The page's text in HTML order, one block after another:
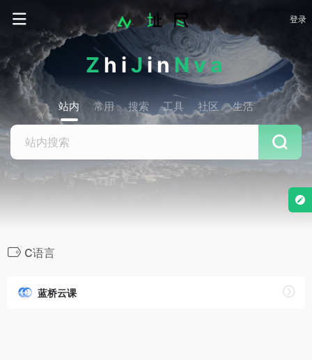
登录
ZhiJinNva
站内 常用 搜索 工具 社区 生活
C语言
蓝桥云课